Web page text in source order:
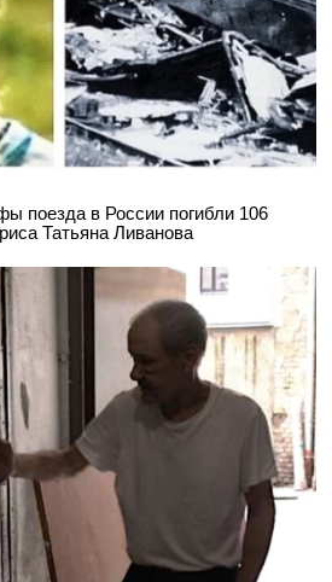
поезда в России погибли 106
Татьяна Ливанова